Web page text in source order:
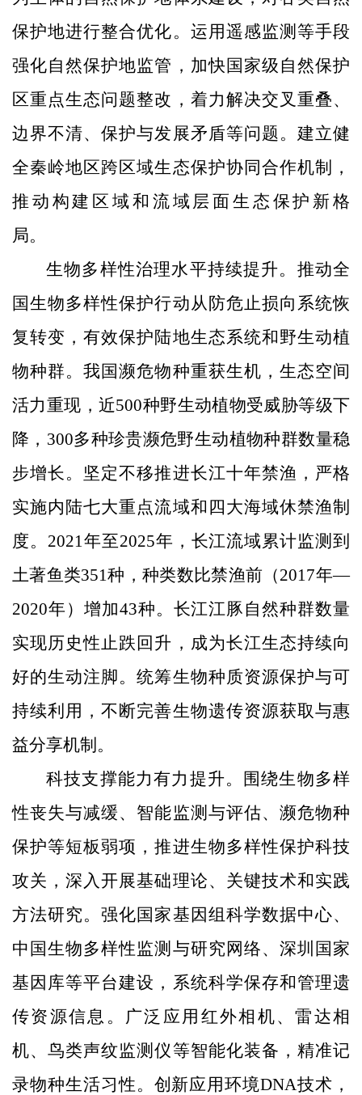
保护地进行整合优化。运用遥感监测等手段
强化自然保护地监管，加快国家级自然保护
区重点生态问题整改，着力解决交叉重叠、
边界不清、保护与发展矛盾等问题。建立健
全秦岭地区跨区域生态保护协同合作机制，
推动构建区域和流域层面生态保护新格
局。
生物多样性治理水平持续提升。推动全
国生物多样性保护行动从防危止损向系统恢
复转变，有效保护陆地生态系统和野生动植
物种群。我国濒危物种重获生机，生态空间
活力重现，近500种野生动植物受威胁等级下
降，300多种珍贵濒危野生动植物种群数量稳
步增长。坚定不移推进长江十年禁渔，严格
实施内陆七大重点流域和四大海域休禁渔制
度。2021年至2025年，长江流域累计监测到
土著鱼类351种，种类数比禁渔前（2017年—
2020年）增加43种。长江江豚自然种群数量
实现历史性止跌回升，成为长江生态持续向
好的生动注脚。统筹生物种质资源保护与可
持续利用，不断完善生物遗传资源获取与惠
益分享机制。
科技支撑能力有力提升。围绕生物多样
性丧失与减缓、智能监测与评估、濒危物种
保护等短板弱项，推进生物多样性保护科技
攻关，深入开展基础理论、关键技术和实践
方法研究。强化国家基因组科学数据中心、
中国生物多样性监测与研究网络、深圳国家
基因库等平台建设，系统科学保存和管理遗
传资源信息。广泛应用红外相机、雷达相
机、鸟类声纹监测仪等智能化装备，精准记
录物种生活习性。创新应用环境DNA技术，